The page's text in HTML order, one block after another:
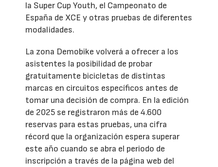
la Super Cup Youth, el Campeonato de
España de XCE y otras pruebas de diferentes
modalidades.
La zona Demobike volverá a ofrecer a los
asistentes la posibilidad de probar
gratuitamente bicicletas de distintas
marcas en circuitos específicos antes de
tomar una decisión de compra. En la edición
de 2025 se registraron más de 4.600
reservas para estas pruebas, una cifra
récord que la organización espera superar
este año cuando se abra el periodo de
inscripción a través de la página web del